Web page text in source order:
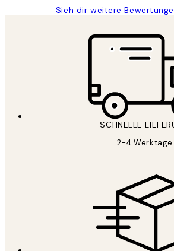
Sieh dir weitere
SCHNELLE
2-4 Werktage